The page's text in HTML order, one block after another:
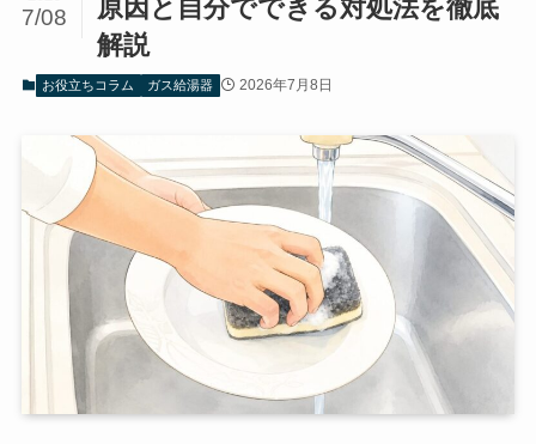
原因と自分でできる対処法を徹底
解説
7/08
お役立ちコラム ガス給湯器 2026年7月8日